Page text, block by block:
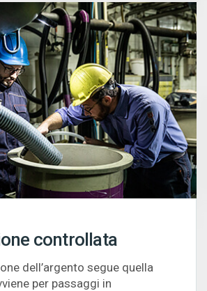
controllata
dell’argento segue quella
per passaggi in